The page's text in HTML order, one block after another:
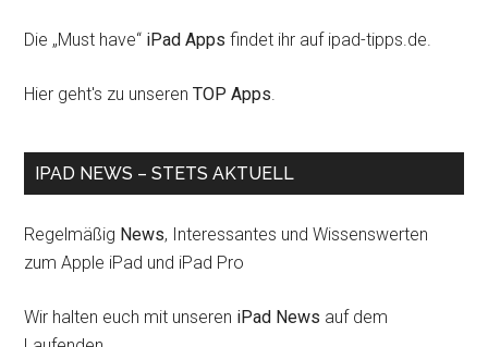
Die „Must have“ iPad Apps findet ihr auf ipad-tipps.de.
Hier geht's zu unserenTOP Apps.
IPAD NEWS – STETS AKTUELL
Regelmäßig News, Interessantes und Wissenswerten
zum Apple iPad und iPad Pro
Wir halten euch mit unseren iPad News auf dem